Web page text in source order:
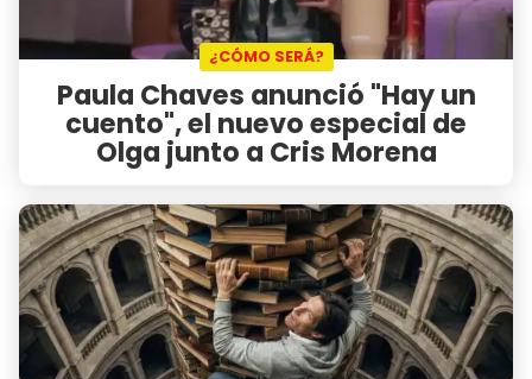
¿CÓMO SERÁ?
Paula Chaves anunció "Hay un
cuento", el nuevo especial de
Olga junto a Cris Morena